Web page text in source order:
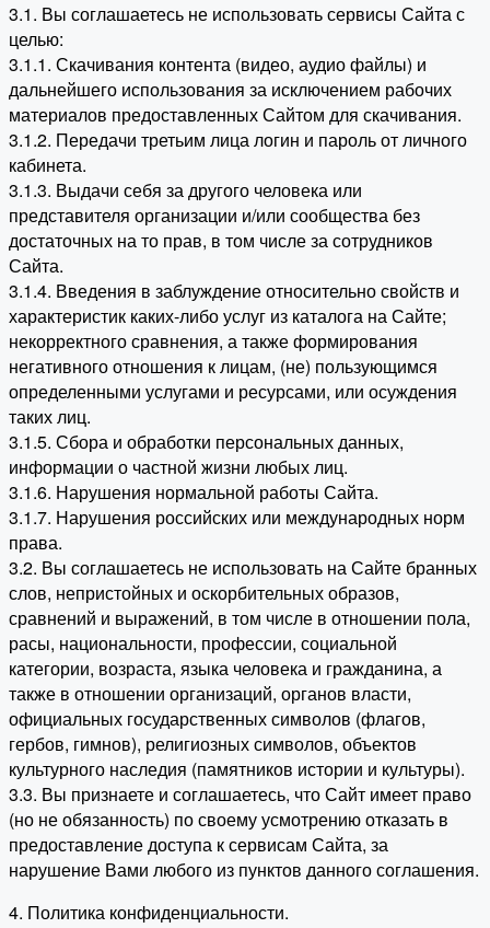
3.1. Вы соглашаетесь не использовать сервисы Сайта с
целью:
3.1.1. Скачивания контента (видео, аудио файлы) и
дальнейшего использования за исключением рабочих
материалов предоставленных Сайтом для скачивания.
3.1.2. Передачи третьим лица логин и пароль от личного
кабинета.
3.1.3. Выдачи себя за другого человека или
представителя организации и/или сообщества без
достаточных на то прав, в том числе за сотрудников
Сайта.
3.1.4. Введения в заблуждение относительно свойств и
характеристик каких-либо услуг из каталога на Сайте;
некорректного сравнения, а также формирования
негативного отношения к лицам, (не) пользующимся
определенными услугами и ресурсами, или осуждения
таких лиц.
3.1.5. Сбора и обработки персональных данных,
информации о частной жизни любых лиц.
3.1.6. Нарушения нормальной работы Сайта.
3.1.7. Нарушения российских или международных норм
права.
3.2. Вы соглашаетесь не использовать на Сайте бранных
слов, непристойных и оскорбительных образов,
сравнений и выражений, в том числе в отношении пола,
расы, национальности, профессии, социальной
категории, возраста, языка человека и гражданина, а
также в отношении организаций, органов власти,
официальных государственных символов (флагов,
гербов, гимнов), религиозных символов, объектов
культурного наследия (памятников истории и культуры).
3.3. Вы признаете и соглашаетесь, что Сайт имеет право
(но не обязанность) по своему усмотрению отказать в
предоставление доступа к сервисам Сайта, за
нарушение Вами любого из пунктов данного соглашения.
4. Политика конфиденциальности.